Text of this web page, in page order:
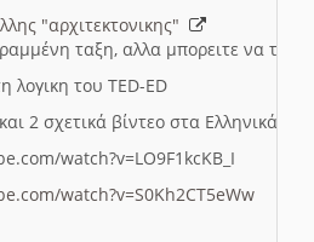
"αρχιτεκτονικης"
ταξη, αλλα μπορειτε να το
λογικη του TED-ED
2 σχετικά βίντεο στα Ελληνικά:
watch?v=LO9F1kcKB_I
watch?v=S0Kh2CT5eWw